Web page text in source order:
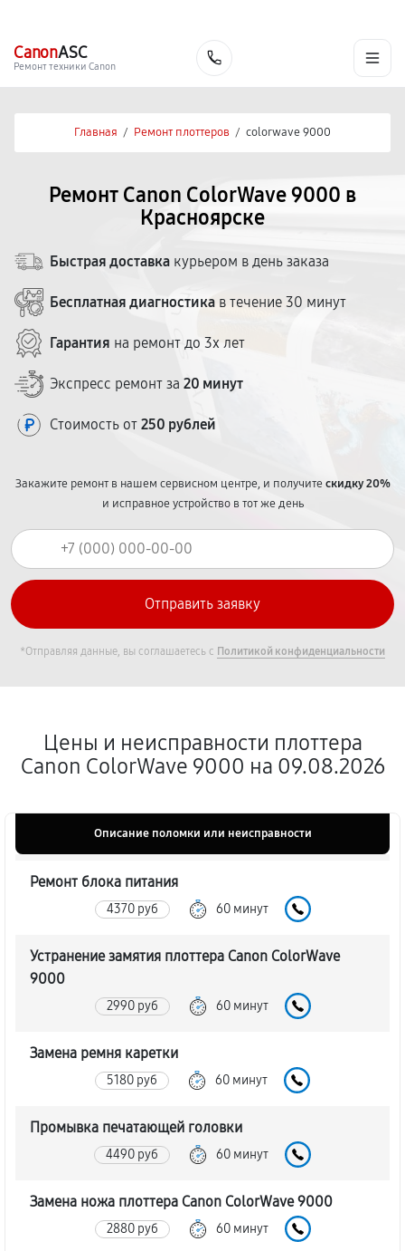
CanonASC
Ремонт техники Canon
Главная / Ремонт плоттеров / colorwave 9000
Ремонт Canon ColorWave 9000 в
Красноярске
Быстрая доставка курьером в день заказа
Бесплатная диагностика в течение 30 минут
Гарантия на ремонт до 3х лет
Экспресс ремонт за 20 минут
Стоимость от 250 рублей
Закажите ремонт в нашем сервисном центре, и получитескидку 20%
и исправное устройство в тот же день
*Отправляя данные, вы соглашаетесь с Политикой конфиденциальности
Цены и неисправности плоттера
Canon ColorWave 9000 на 09.08.2026
Описание поломки или неисправности
Ремонт блока питания
4370 руб 60 минут
Устранение замятия плоттера Canon ColorWave
9000
2990 руб 60 минут
Замена ремня каретки
5180 руб 60 минут
Промывка печатающей головки
4490 руб 60 минут
Замена ножа плоттера Canon ColorWave 9000
2880 руб 60 минут